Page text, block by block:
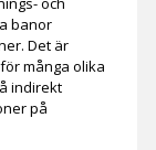
banor
Det är
många olika
indirekt
på